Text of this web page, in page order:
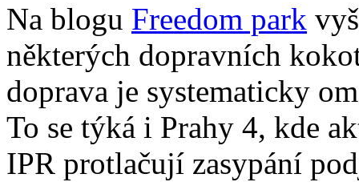
Na blogu Freedom park
některých dopravních
doprava je systematicky
To se týká i Prahy 4, kde
IPR protlačují zasypání